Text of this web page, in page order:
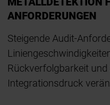
ANFORDERUNGEN
Steigende Audit-
Rückverfolgbarkeit
Integrationsdruck